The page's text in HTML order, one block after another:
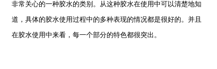
非常关心的一种胶水的类别。从这种胶水在使用中可以清楚地知
道，具体的胶水使用过程中的多种表现的情况都是很好的。并且
在胶水使用中来看，每一个部分的特色都很突出。